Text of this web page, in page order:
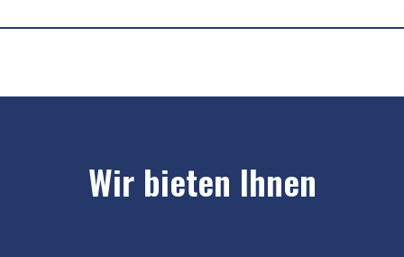
Wir bieten Ihnen